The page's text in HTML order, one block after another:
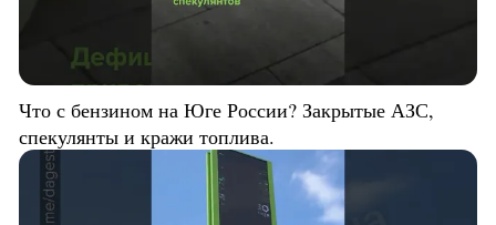
Что с бензином на Юге России? Закрытые АЗС,
спекулянты и кражи топлива.